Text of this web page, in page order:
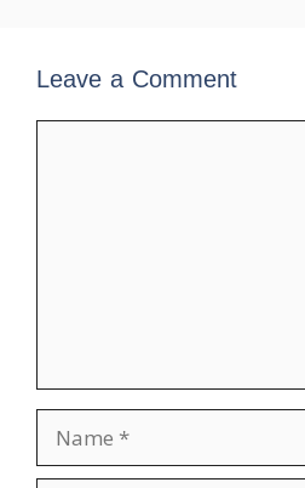
Leave a Comment
Name